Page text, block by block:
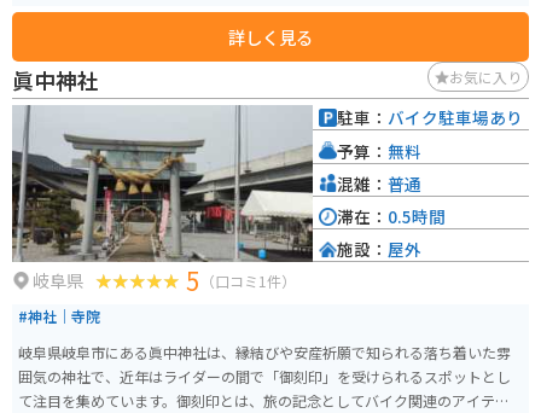
ポットになっています。
詳しく見る
眞中神社 お気に入り
岐阜県 5 （口コミ1件）
#神社｜寺院
岐阜県岐阜市にある眞中神社は、縁結びや安産祈願で知られる落ち着いた雰
囲気の神社で、近年はライダーの間で「御刻印」を受けられるスポットとし
て注目を集めています。御刻印とは、旅の記念としてバイク関連のアイテム
駐車： バイク駐車場あり
予算： 無料
混雑： 普通
滞在： 0.5時間
施設： 屋外